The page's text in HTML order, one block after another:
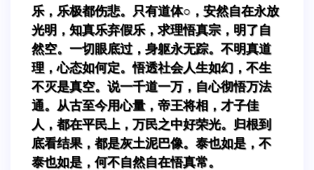
乐，乐极都伤悲。只有道体○，安然自在永放
光明，知真乐弃假乐，求理悟真宗，明了自
然空。一切眼底过，身躯永无踪。不明真道
理，心态如何定。悟透社会人生如幻，不生
不灭是真空。说一千道一万，自心彻悟万法
通。从古至今用心量，帝王将相，才子佳
人，都在平民上，万民之中好荣光。归根到
底看结果，都是灰土泥巴像。泰也如是，不
泰也如是，何不自然自在悟真常。